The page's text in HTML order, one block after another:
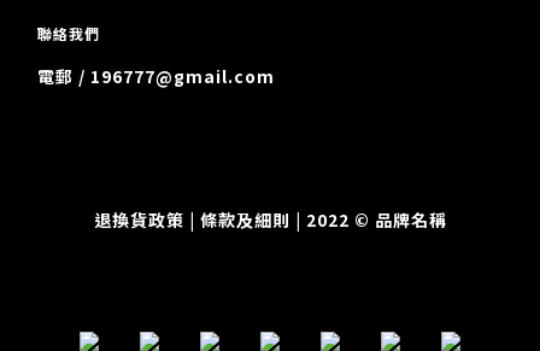
聯絡我們
電郵 / 196777@gmail.com
退換貨政策 | 條款及細則 | 2022 © 品牌名稱